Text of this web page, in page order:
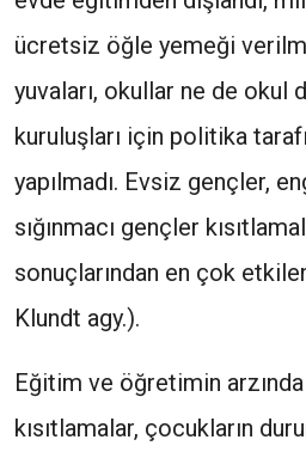
ücretsiz öğle yemeği
yuvaları, okullar ne de okul
kuruluşları için politika
yapılmadı. Evsiz gençler,
sığınmacı gençler
sonuçlarından en çok
Klundt agy.).
Eğitim ve öğretimin
kısıtlamalar, çocukların